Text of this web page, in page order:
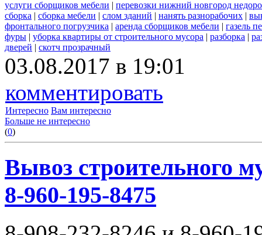
услуги сборщиков мебели | перевозки нижний новгород
сборка | сборка мебели | слом зданий | нанять разнорабочих |
фронтального погрузчика | аренда сборщиков мебели | газель
фуры | уборка квартиры от строительного мусора | разборка |
дверей | скотч прозрачный
03.08.2017 в 19:01
комментировать
Интересно Вам интересно
Больше не интересно
(0)
Вывоз строительного
8-960-195-8475